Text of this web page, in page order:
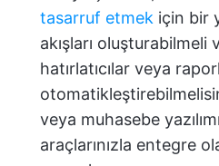
tasarruf etmek için bir
akışları
hatırlatıcılar veya
veya muhasebe
araçlarınızla entegre